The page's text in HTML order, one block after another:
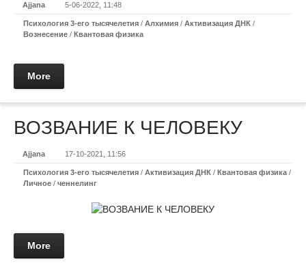
Ajjana 5-06-2022, 11:48
Психология 3-его тысячелетия / Алхимия / Активизация ДНК /
Вознесение / Квантовая физика
More
ВОЗВАНИЕ К ЧЕЛОВЕКУ
Ajjana 17-10-2021, 11:56
Психология 3-его тысячелетия / Активизация ДНК / Квантовая физика /
Личное / ченнелинг
More